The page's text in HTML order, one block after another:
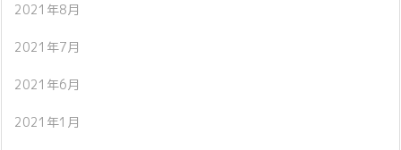
2021年8月
2021年7月
2021年6月
2021年1月